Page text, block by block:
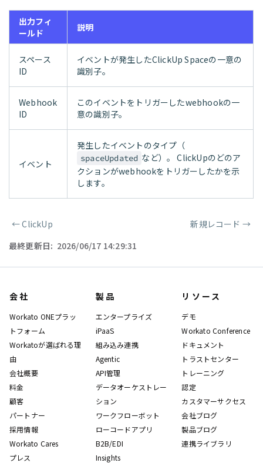
出力フィ
ールド
説明
スペース
ID
イベントが発生したClickUp Spaceの一意の
識別子。
Webhook
ID
このイベントをトリガーしたwebhookの一
意の識別子。
イベント
発生したイベントのタイプ（
spaceUpdated など）。 ClickUpのどのア
クションがwebhookをトリガーしたかを示
します。
ページャー
←ClickUp 新規レコード →
最終更新日: 2026/06/17 14:29:31
会社
Workato ONEプラッ
トフォーム
Workatoが選ばれる理
由
会社概要
料金
顧客
パートナー
採用情報
Workato Cares
プレス
製品
エンタープライズ
iPaaS
組み込み連携
Agentic
API管理
データオーケストレー
ション
ワークフローボット
ローコードアプリ
B2B/EDI
Insights
リソース
デモ
Workato Conference
ドキュメント
トラストセンター
トレーニング
認定
カスタマーサクセス
会社ブログ
製品ブログ
連携ライブラリ